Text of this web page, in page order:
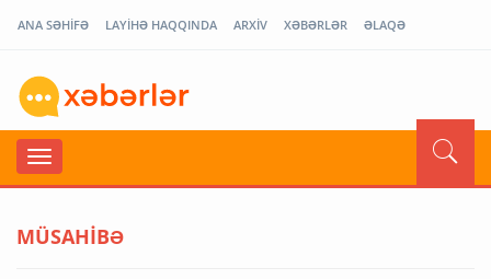
ANA SƏHİFƏ LAYİHƏ HAQQINDA ARXİV XƏBƏRLƏR ƏLAQƏ
MÜSAHİBƏ